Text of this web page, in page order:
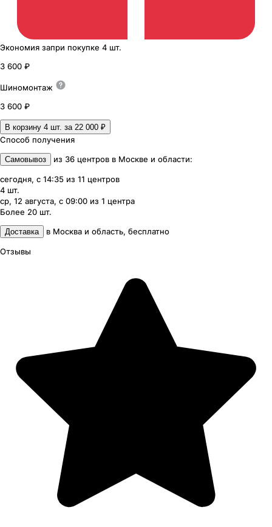
Экономия запри покупке 4 шт.
3 600 ₽
Шиномонтаж
3 600 ₽
В корзину 4 шт. за 22 000 ₽
Способ получения
Самовывоз из 36 центров в Москве и области:
сегодня, с 14:35 из 11 центров
4 шт.
ср, 12 августа, с 09:00 из 1 центра
Более 20 шт.
Доставка в Москва и область, бесплатно
Отзывы